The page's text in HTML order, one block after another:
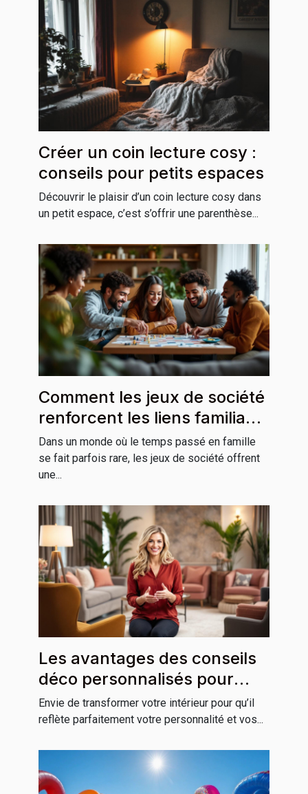
Créer un coin lecture cosy :
conseils pour petits espaces
Découvrir le plaisir d’un coin lecture cosy dans
un petit espace, c’est s’offrir une parenthèse...
Comment les jeux de société
renforcent les liens familiaux
?
Dans un monde où le temps passé en famille
se fait parfois rare, les jeux de société offrent
une...
Les avantages des conseils
déco personnalisés pour
votre habitation
Envie de transformer votre intérieur pour qu’il
reflète parfaitement votre personnalité et vos...